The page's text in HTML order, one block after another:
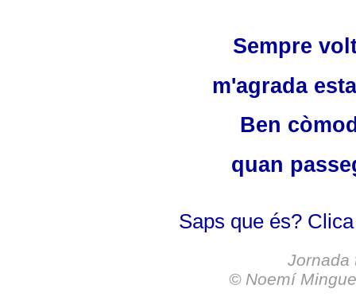
Sempre
m'agrada
Ben
quan
Saps que és?
Jornada
© Noemí